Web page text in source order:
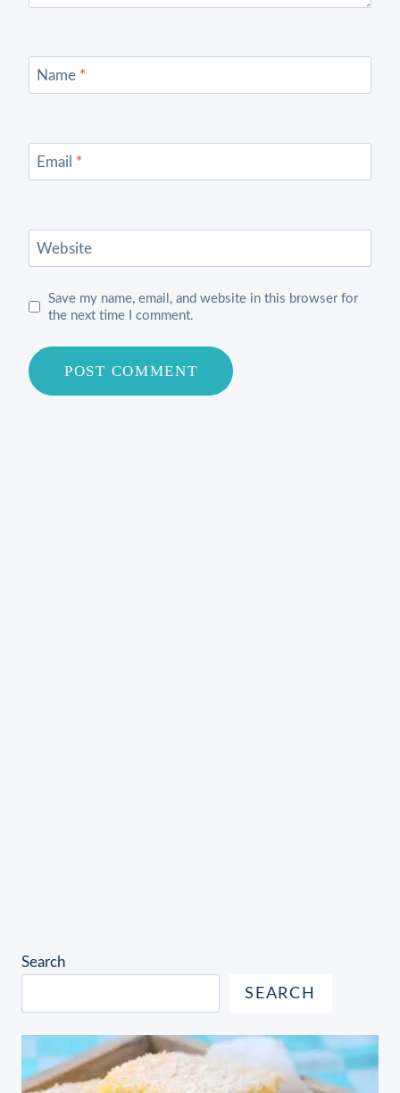
Name *
Email *
Website
Save my name, email, and website in this browser for
the next time I comment.
Search
SEARCH